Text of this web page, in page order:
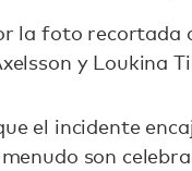
la foto recortada
y Loukina
el incidente
son